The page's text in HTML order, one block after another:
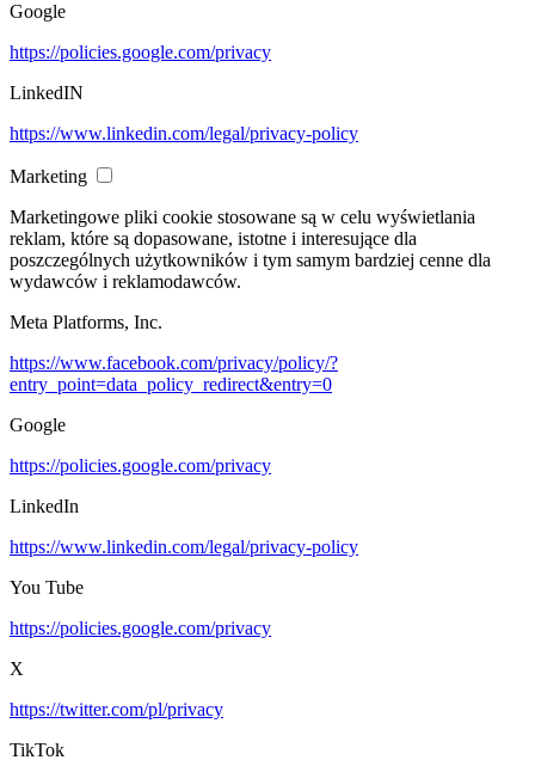
Google
https://policies.google.com/privacy
LinkedIN
https://www.linkedin.com/legal/privacy-policy
Marketing
Marketingowe pliki cookie stosowane są w celu wyświetlania
reklam, które są dopasowane, istotne i interesujące dla
poszczególnych użytkowników i tym samym bardziej cenne dla
wydawców i reklamodawców.
Meta Platforms, Inc.
https://www.facebook.com/privacy/policy/?
entry_point=data_policy_redirect&entry=0
Google
https://policies.google.com/privacy
LinkedIn
https://www.linkedin.com/legal/privacy-policy
You Tube
https://policies.google.com/privacy
X
https://twitter.com/pl/privacy
TikTok